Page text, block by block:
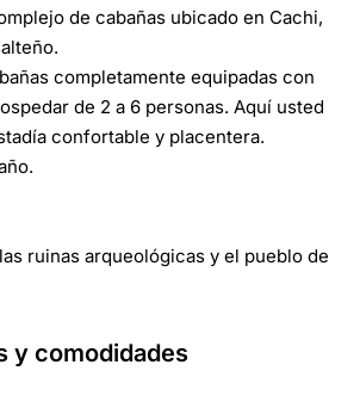
de cabañas ubicado en Cachi,
completamente equipadas con
de 2 a 6 personas. Aquí usted
confortable y placentera.
ruinas arqueológicas y el pueblo de
y comodidades